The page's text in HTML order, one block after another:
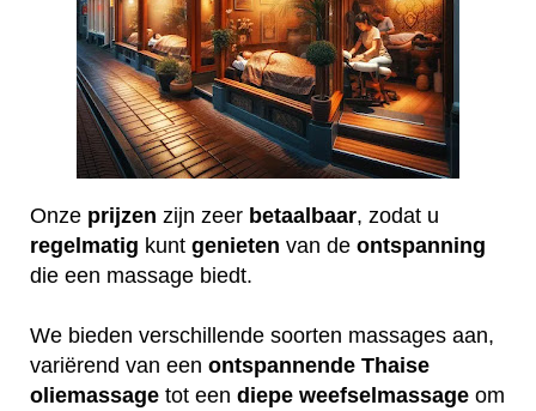
Onze prijzen zijn zeer betaalbaar, zodat u
regelmatig kunt genieten van de ontspanning
die een massage biedt.
We bieden verschillende soorten massages aan,
variërend van een ontspannende Thaise
oliemassage tot een diepe weefselmassage om